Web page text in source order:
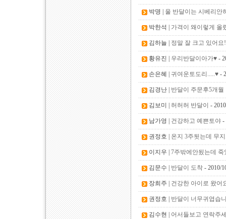
박명 | 울 반달이는 시베리안
박한석 | 가격이 왜이렇게 올
김하늘 | 정말 잘 크고 있어
황유진 | 우리반달이아가♥ -
손은혜 | 귀여운토도리.....♥ -
김경난 | 반달이 주문후5개월
김보미 | 허허허 반달이 -
남가영 | 건강하고 예쁜토야 -
권정호 | 온지 3주됫는데 무
이지우 | 7주밖에안됬는데 죽
김문수 | 반달이 도착 - 2010/
장희주 | 건강한 아이로 왔어
권정호 | 반달이 너무귀엽습
김수현 | 어서들보고 연락주